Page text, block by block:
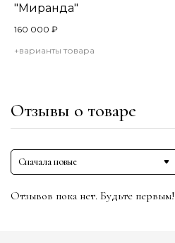
"Миранда"
160 000 ₽
+варианты товара
Отзывы о товаре
Сначала новые
Отзывов пока нет. Будьте первым!